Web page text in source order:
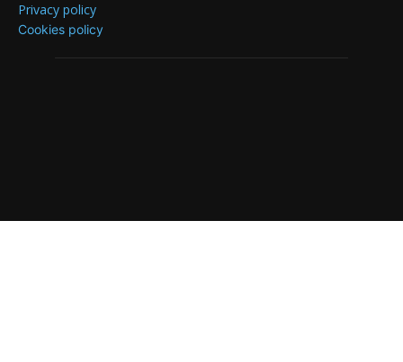
Privacy policy
Cookies policy